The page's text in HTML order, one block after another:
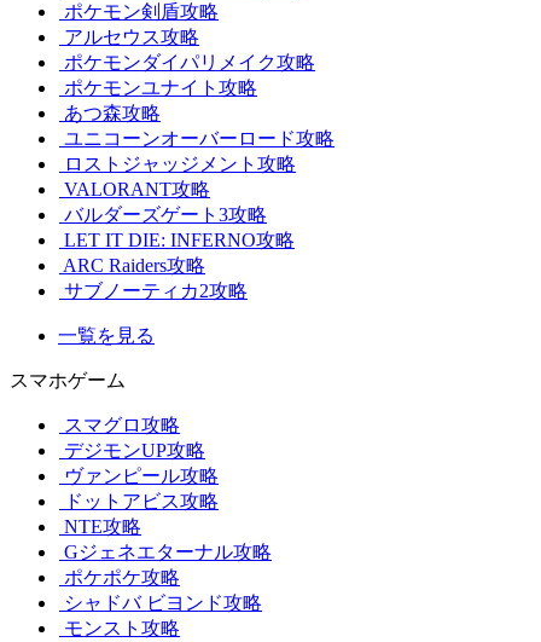
ポケモン剣盾攻略
アルセウス攻略
ポケモンダイパリメイク攻略
ポケモンユナイト攻略
あつ森攻略
ユニコーンオーバーロード攻略
ロストジャッジメント攻略
VALORANT攻略
バルダーズゲート3攻略
LET IT DIE: INFERNO攻略
ARC Raiders攻略
サブノーティカ2攻略
一覧を見る
スマホゲーム
スマグロ攻略
デジモンUP攻略
ヴァンピール攻略
ドットアビス攻略
NTE攻略
Gジェネエターナル攻略
ポケポケ攻略
シャドバ ビヨンド攻略
モンスト攻略